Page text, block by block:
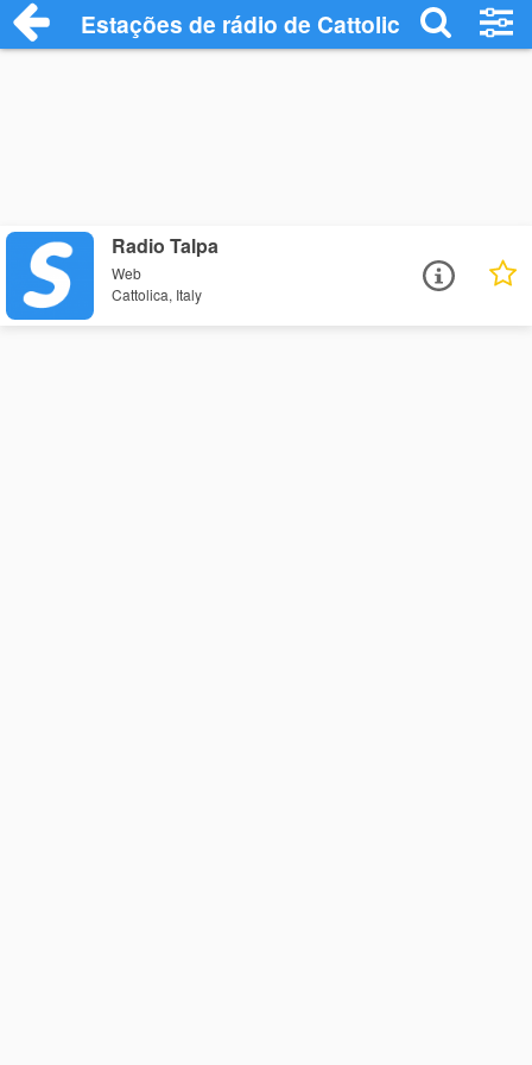
Estações de rádio de Cattolica - Ouça
Radio Talpa
Web
Cattolica, Italy